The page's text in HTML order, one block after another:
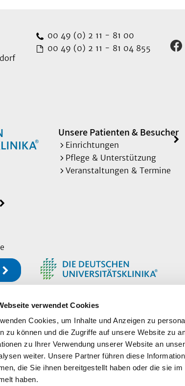
verwendet Cookies
Cookies, um Inhalte und Anzeigen zu
zu können und die Zugriffe auf unsere Website zu
zu Ihrer Verwendung unserer Website an
weiter. Unsere Partner führen diese
die Sie ihnen bereitgestellt haben oder die sie
haben.
00 49 (0) 2 11 - 81 00
00 49 (0) 2 11 - 81 04 855
Unsere Patienten & Besucher
Einrichtungen
Pflege & Unterstützung
Veranstaltungen & Termine